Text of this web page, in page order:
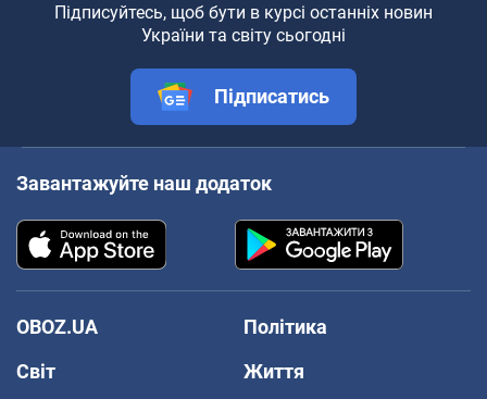
Підписуйтесь, щоб бути в курсі останніх новин
України та світу сьогодні
Підписатись
Завантажуйте наш додаток
OBOZ.UA
Політика
Світ
Життя